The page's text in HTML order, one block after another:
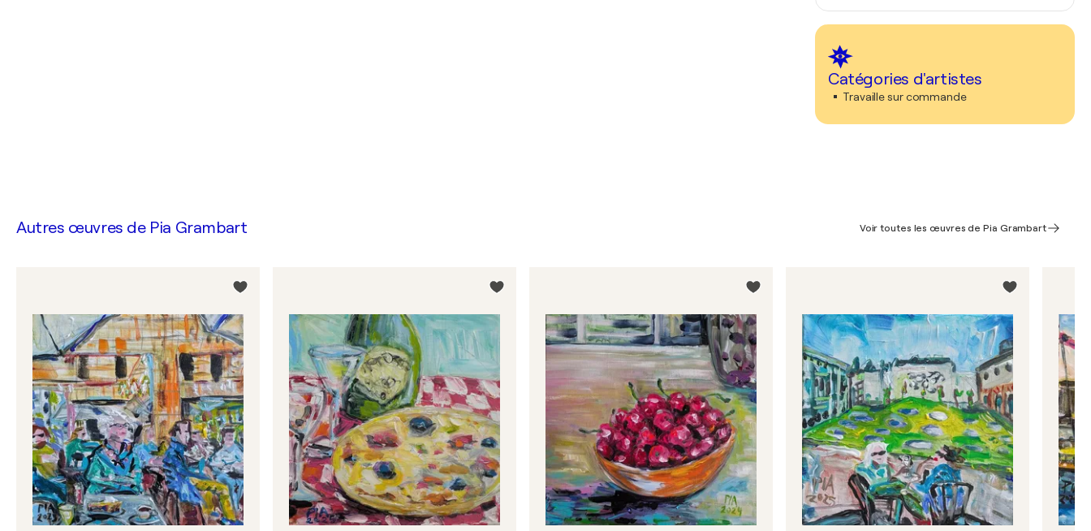
Catégories d'artistes
Travaille sur commande
Autres œuvres de Pia Grambart Voir toutes les œuvres de Pia Grambart